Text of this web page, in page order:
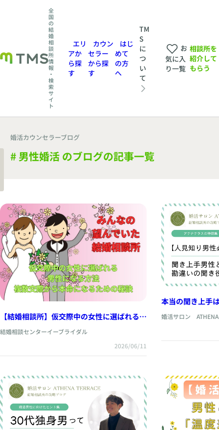
全
国
の
結
婚
相
談
所
情
報
・
検
索
サ
イ
ト
エリ
アか
ら探
す
カウン
セラー
から探
す
はじ
めて
の方
へ
TM
S
に
つ
い
て
お
気に入
り一覧
相談所を
紹介して
もらう
婚活カウンセラーブログ
# 男性婚活 のブログの記事一覧
【結婚相談所】仮交際中の女性に選ばれる男
の秘訣
結婚相談センターイーブライダル
2026/06/11
本当の聞き上手
婚活サロン ATHENA